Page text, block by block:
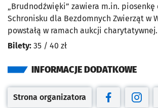
„Brudnodźwięki” zawiera m.in. piosenkę
Schronisku dla Bezdomnych Zwierząt w
powstałą w ramach aukcji charytatywnej.
Bilety: 35 / 40 zł
INFORMACJE DODATKOWE
Otwiera się w nowej karcie
Strona organizatora
Otwiera się